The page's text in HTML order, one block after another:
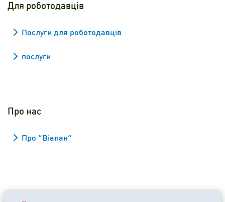
Для роботодавців
Послуги для роботодавців
послуги
Про нас
Про “Віапан”
2026 Viapan Dologidő Kft. © Усі права застережено.